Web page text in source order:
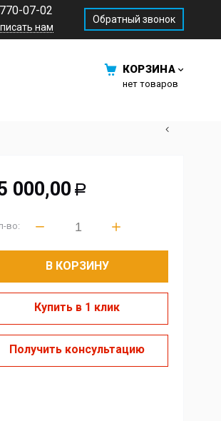
07-02
нам
Обратный звонок
КОРЗИНА
нет товаров
000,00 Р
во:
В КОРЗИНУ
Купить в 1 клик
Получить консультацию